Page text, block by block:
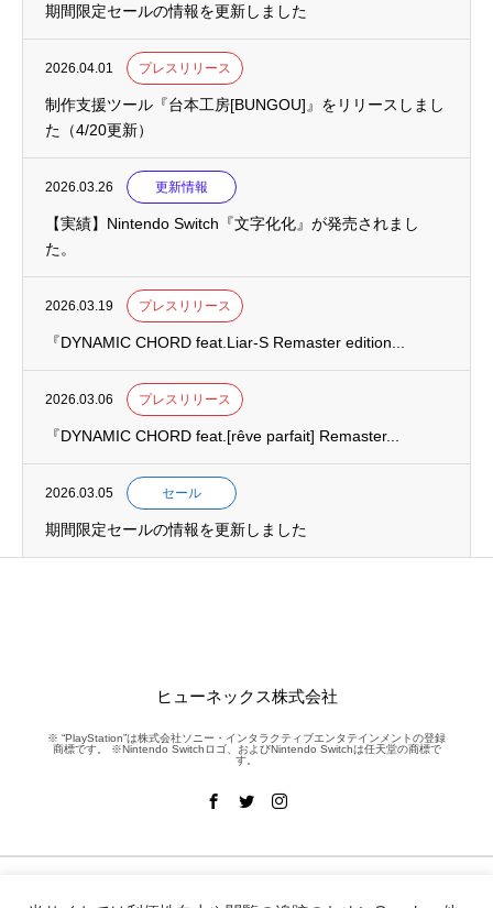
期間限定セールの情報を更新しました
2026.04.01 プレスリリース
制作支援ツール『台本工房[BUNGOU]』をリリースしまし
た（4/20更新）
2026.03.26 更新情報
【実績】Nintendo Switch『文字化化』が発売されまし
た。
2026.03.19 プレスリリース
『DYNAMIC CHORD feat.Liar-S Remaster edition...
2026.03.06 プレスリリース
『DYNAMIC CHORD feat.[rêve parfait] Remaster...
2026.03.05 セール
期間限定セールの情報を更新しました
ヒューネックス株式会社
※ “PlayStation”は株式会社ソニー・インタラクティブエンタテインメントの登録
商標です。 ※Nintendo Switchロゴ、およびNintendo Switchは任天堂の商標で
す。